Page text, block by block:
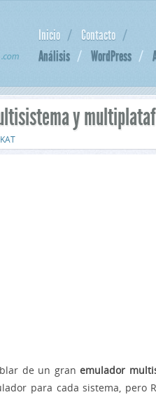
Inicio
Contacto
Análisis
WordPress
y
de un granemulador
para cada sistema, pero